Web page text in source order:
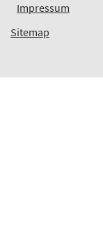
Impressum
Sitemap